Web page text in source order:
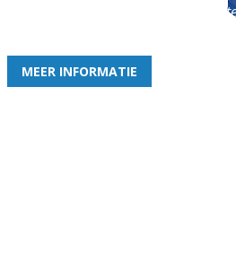
en geniet iedere week van het
MEER INFORMATIE